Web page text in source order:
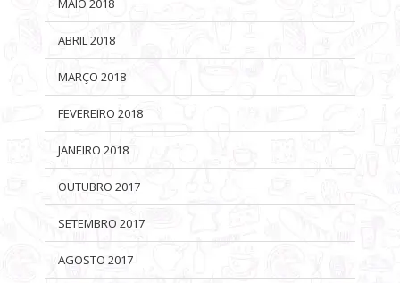
MAIO 2018
ABRIL 2018
MARÇO 2018
FEVEREIRO 2018
JANEIRO 2018
OUTUBRO 2017
SETEMBRO 2017
AGOSTO 2017